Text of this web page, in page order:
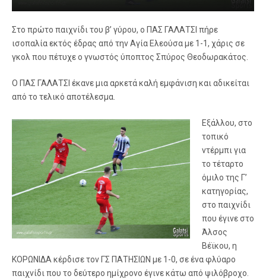
Στο πρώτο παιχνίδι του β’ γύρου, ο ΠΑΣ ΓΑΛΑΤΣΙ πήρε
ισοπαλία εκτός έδρας από την Αγία Ελεούσα με 1-1, χάρις σε
γκολ που πέτυχε ο γνωστός ύποπτος Σπύρος Θεοδωρακάτος.
Ο ΠΑΣ ΓΑΛΑΤΣΙ έκανε μια αρκετά καλή εμφάνιση και αδικείται
από το τελικό αποτέλεσμα.
Εξάλλου, στο
τοπικό
ντέρμπι για
το τέταρτο
όμιλο της Γ’
κατηγορίας,
στο παιχνίδι
που έγινε στο
Άλσος
Βέϊκου, η
ΚΟΡΩΝΙΔΑ κέρδισε τον ΓΣ ΠΑΤΗΣΙΩΝ με 1-0, σε ένα φλύαρο
παιχνίδι που το δεύτερο ημίχρονο έγινε κάτω από ψιλόβροχο.